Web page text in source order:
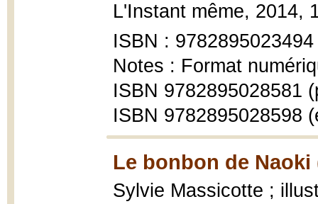
L'Instant même, 2014,
ISBN : 9782895023494
Notes : Format
ISBN 9782895028581
ISBN 9782895028598
Le bonbon de Naoki
Sylvie Massicotte ;